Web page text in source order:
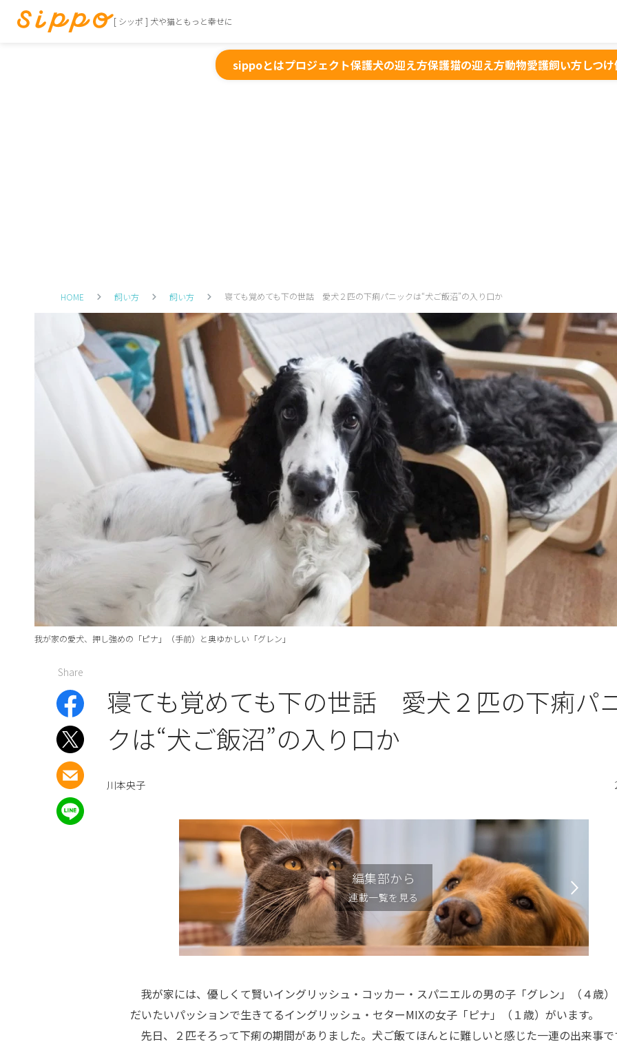
[ シッポ ] 犬や猫ともっと幸せに
sippoとはプロジェクト保護犬の迎え方保護猫の迎え方動物愛護飼い方しつけ
HOME 飼い方 飼い方 寝ても覚めても下の世話 愛犬２匹の下痢パニックは“犬ご飯沼”の入り口か
我が家の愛犬、押し強めの「ピナ」（手前）と奥ゆかしい「グレン」
Share
寝ても覚めても下の世話 愛犬２匹の下痢パ
クは“犬ご飯沼”の入り口か
川本央子
編集部から
連載一覧を見る
我が家には、優しくて賢いイングリッシュ・コッカー・スパニエルの男の子「グレン」（４歳
だいたいパッションで生きてるイングリッシュ・セターMIXの女子「ピナ」（１歳）がいます。
先日、２匹そろって下痢の期間がありました。犬ご飯てほんとに難しいと感じた一連の出来事で